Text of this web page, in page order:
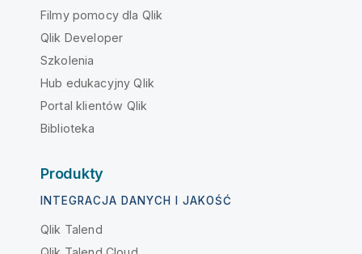
Filmy pomocy dla Qlik
Qlik Developer
Szkolenia
Hub edukacyjny Qlik
Portal klientów Qlik
Biblioteka
Produkty
INTEGRACJA DANYCH I JAKOŚĆ
Qlik Talend